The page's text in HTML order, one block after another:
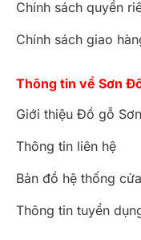
Chính sách quyền
Chính sách giao
Thông tin về Sơn
Giới thiệu Đồ gỗ
Thông tin liên hệ
Bản đồ hệ thống
Thông tin tuyển